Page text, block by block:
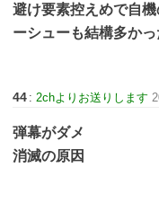
避け要素控えめで自
ーシューも結構多かっ
44 : 2chよりお送りします
弾幕がダメ
消滅の原因